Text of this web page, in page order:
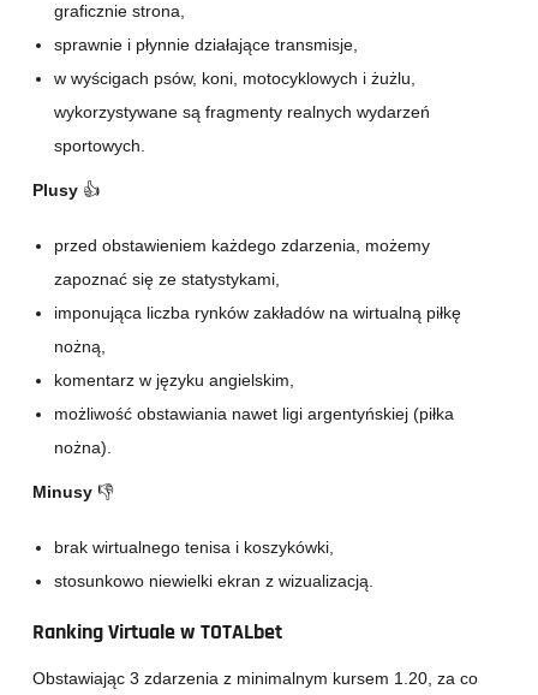
graficznie strona,
sprawnie i płynnie działające transmisje,
w wyścigach psów, koni, motocyklowych i żużlu,
wykorzystywane są fragmenty realnych wydarzeń
sportowych.
Plusy 👍
przed obstawieniem każdego zdarzenia, możemy
zapoznać się ze statystykami,
imponująca liczba rynków zakładów na wirtualną piłkę
nożną,
komentarz w języku angielskim,
możliwość obstawiania nawet ligi argentyńskiej (piłka
nożna).
Minusy 👎
brak wirtualnego tenisa i koszykówki,
stosunkowo niewielki ekran z wizualizacją.
Ranking Virtuale w TOTALbet
Obstawiając 3 zdarzenia z minimalnym kursem 1.20, za co